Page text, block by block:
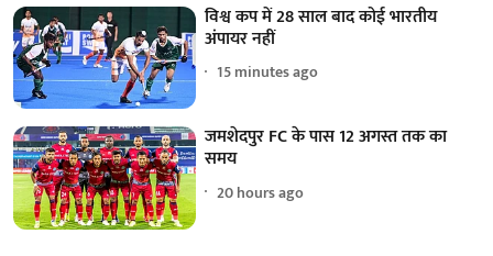
विश्व कप में 28 साल बाद कोई भारतीय
अंपायर नहीं
15 minutes ago
जमशेदपुर FC के पास 12 अगस्त तक का
समय
20 hours ago